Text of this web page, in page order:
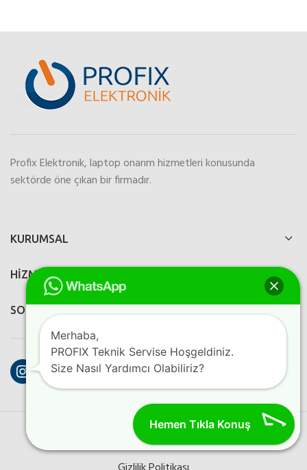
Profix Elektronik, laptop onarım hizmetleri konusunda
sektörde öne çıkan bir firmadır.
KURUMSAL
HİZMETLERİMİZ
SOSYAL MEDYA
Instagram
Facebook
YouTube
2023 Perfection Dijital AjansKreatif
Programlama
Hemen Tıkla Konuş
Merhaba,
PROFIX Teknik Servise Hoşgeldiniz.
Size Nasıl Yardımcı Olabiliriz?